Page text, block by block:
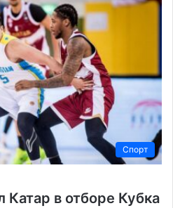
Спорт
Катар в отборе Кубка